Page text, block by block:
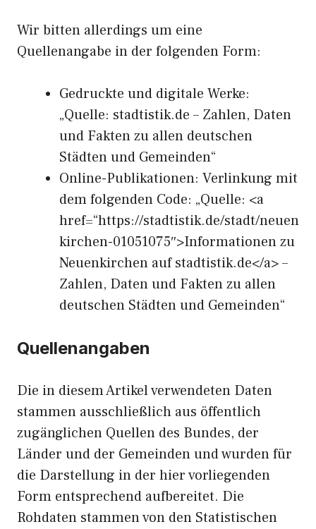
Wir bitten allerdings um eine
Quellenangabe in der folgenden Form:
Gedruckte und digitale Werke:
„Quelle: stadtistik.de – Zahlen, Daten
und Fakten zu allen deutschen
Städten und Gemeinden“
Online-Publikationen: Verlinkung mit
dem folgenden Code: „Quelle: <a
href=“https://stadtistik.de/stadt/neuen
kirchen-01051075″>Informationen zu
Neuenkirchen auf stadtistik.de</a> –
Zahlen, Daten und Fakten zu allen
deutschen Städten und Gemeinden“
Quellenangaben
Die in diesem Artikel verwendeten Daten
stammen ausschließlich aus öffentlich
zugänglichen Quellen des Bundes, der
Länder und der Gemeinden und wurden für
die Darstellung in der hier vorliegenden
Form entsprechend aufbereitet. Die
Rohdaten stammen von den Statistischen